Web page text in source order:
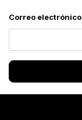
Correo electrónico